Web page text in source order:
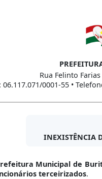
Rua Felinto
06.117.071/0001-55 •
INEXISTÊNCIA
Municipal de
terceirizados.